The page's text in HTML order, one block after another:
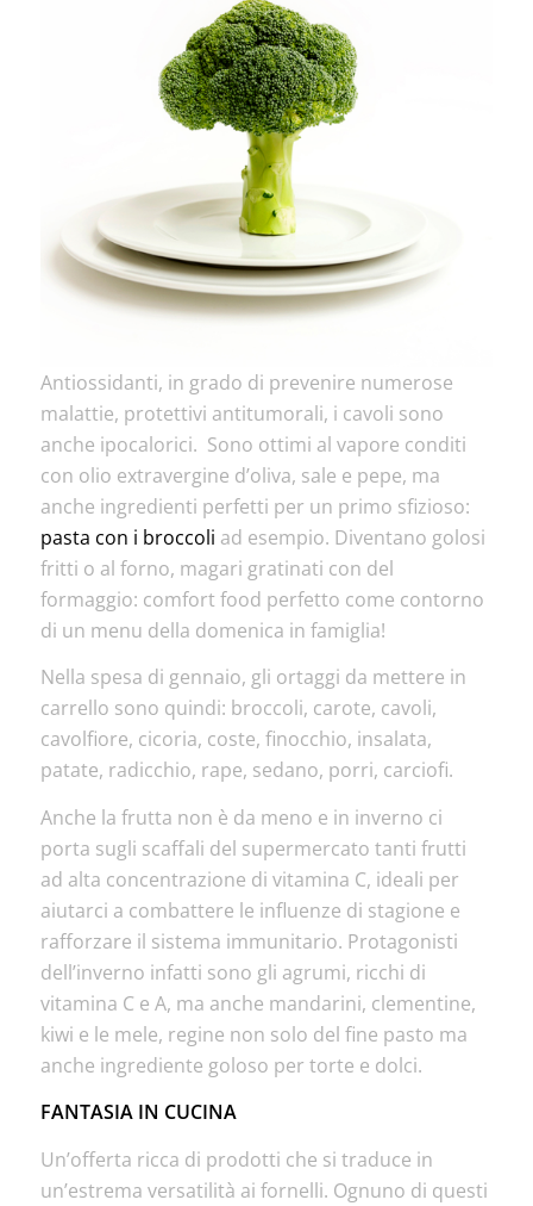
Antiossidanti, in grado di prevenire numerose
malattie, protettivi antitumorali, i cavoli sono
anche ipocalorici. Sono ottimi al vapore conditi
con olio extravergine d’oliva, sale e pepe, ma
anche ingredienti perfetti per un primo sfizioso:
pasta con i broccoli ad esempio. Diventano golosi
fritti o al forno, magari gratinati con del
formaggio: comfort food perfetto come contorno
di un menu della domenica in famiglia!
Nella spesa di gennaio, gli ortaggi da mettere in
carrello sono quindi: broccoli, carote, cavoli,
cavolfiore, cicoria, coste, finocchio, insalata,
patate, radicchio, rape, sedano, porri, carciofi.
Anche la frutta non è da meno e in inverno ci
porta sugli scaffali del supermercato tanti frutti
ad alta concentrazione di vitamina C, ideali per
aiutarci a combattere le influenze di stagione e
rafforzare il sistema immunitario. Protagonisti
dell’inverno infatti sono gli agrumi, ricchi di
vitamina C e A, ma anche mandarini, clementine,
kiwi e le mele, regine non solo del fine pasto ma
anche ingrediente goloso per torte e dolci.
FANTASIA IN CUCINA
Un’offerta ricca di prodotti che si traduce in
un’estrema versatilità ai fornelli. Ognuno di questi